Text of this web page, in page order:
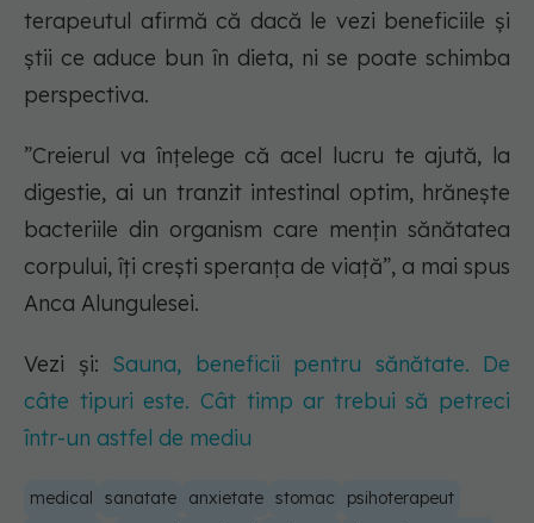
terapeutul afirmă că dacă le vezi beneficiile și
știi ce aduce bun în dieta, ni se poate schimba
perspectiva.
”Creierul va înțelege că acel lucru te ajută, la
digestie, ai un tranzit intestinal optim, hrănește
bacteriile din organism care mențin sănătatea
corpului, îți crești speranța de viață”, a mai spus
Anca Alungulesei.
Vezi și: Sauna, beneficii pentru sănătate. De
câte tipuri este. Cât timp ar trebui să petreci
într-un astfel de mediu
medical sanatate anxietate stomac
psihoterapeut